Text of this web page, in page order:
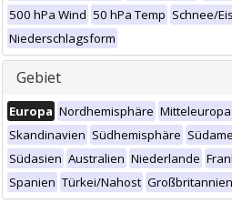
500 hPa Wind 50 hPa Temp Schnee/Eis
Niederschlagsform
Gebiet
Europa Nordhemisphäre Mitteleuropa
Skandinavien Südhemisphäre
Südasien Australien Niederlande
Spanien Türkei/Nahost Großbritannien